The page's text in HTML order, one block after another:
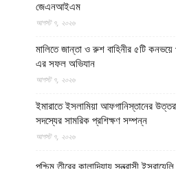
জেএনআইএম
আগস্ট ৭, ২০২৬
মালিতে জান্তা ও রুশ বাহিনীর ৫টি
এর সফল অভিযান
আগস্ট ৭, ২০২৬
ইমারাতে ইসলামিয়া আফগানিস্তানের
সদস্যের সামরিক প্রশিক্ষণ সম্পন্ন
আগস্ট ৭, ২০২৬
পশ্চিম তীরের কালান্দিয়ায় সন্ত্রাসী